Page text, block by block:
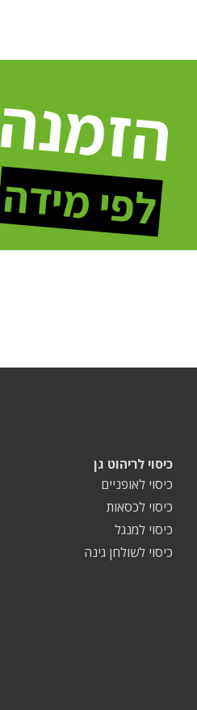
הזמנה
לפי מידה
כיסוי לריהוט גן
כיסוי לאופניים
כיסוי לכסאות
כיסוי למנגל
כיסוי לשולחן גינה